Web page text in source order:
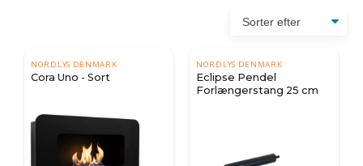
NORDLYS DENMARK
Cora Uno - Sort
NORDLYS DENMARK
Eclipse Pendel
Forlængerstang 25 cm